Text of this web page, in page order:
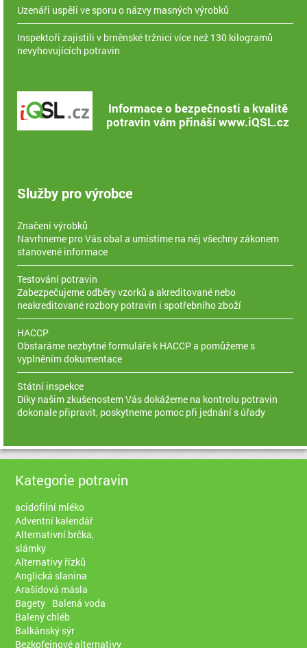
Uzenáři uspěli ve sporu o názvy masných výrobků
Inspektoři zajistili v brněnské tržnici více než 130 kilogramů
nevyhovujících potravin
Informace o bezpečnosti a kvalitě
potravin vám přináší www.iQSL.cz
Služby pro výrobce
Značení výrobků
Navrhneme pro Vás obal a umístíme na něj všechny zákonem
stanovené informace
Testování potravin
Zabezpečujeme odběry vzorků a akreditované nebo
neakreditované rozbory potravin i spotřebního zboží
HACCP
Obstaráme nezbytné formuláře k HACCP a pomůžeme s
vyplněním dokumentace
Státní inspekce
Díky našim zkušenostem Vás dokážeme na kontrolu potravin
dokonale připravit, poskytneme pomoc při jednání s úřady
Kategorie potravin
acidofilní mléko
Adventní kalendář
Alternativní brčka,
slámky
Alternativy řízků
Anglická slanina
Arašídová másla
Bagety Balená voda
Balený chléb
Balkánský sýr
Bezkofeinové alternativy